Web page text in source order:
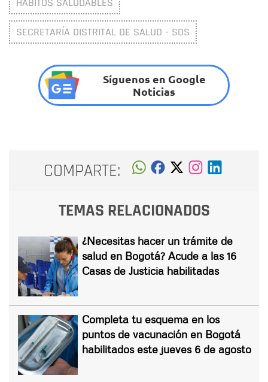
SECRETARÍA DISTRITAL DE SALUD - SDS
Síguenos en Google
Noticias
COMPARTE:
TEMAS RELACIONADOS
¿Necesitas hacer un trámite de
salud en Bogotá? Acude a las 16
Casas de Justicia habilitadas
Completa tu esquema en los
puntos de vacunación en Bogotá
habilitados este jueves 6 de agosto